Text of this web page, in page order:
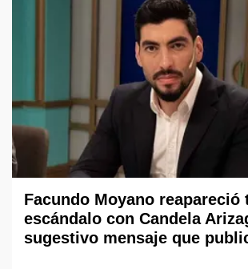
Facundo Moyano reapareció
escándalo con Candela
sugestivo mensaje que